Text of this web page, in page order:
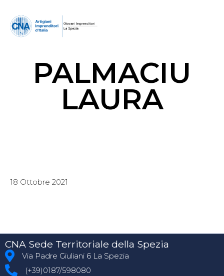
PALMACIU
LAURA
18 Ottobre 2021
CNA Sede Territoriale della Spezia
Via Padre Giuliani 6 La Spezia
(+39)0187/598080